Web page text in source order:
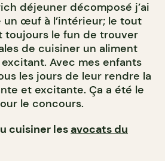
déjeuner décomposé j’ai
œuf à l’intérieur; le tout
toujours le fun de trouver
de cuisiner un aliment
excitant. Avec mes enfants
les jours de leur rendre la
et excitante. Ça a été le
le concours.
cuisiner les avocats du